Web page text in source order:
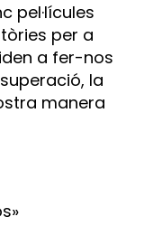
pel·lícules
per a
a fer-nos
la
manera